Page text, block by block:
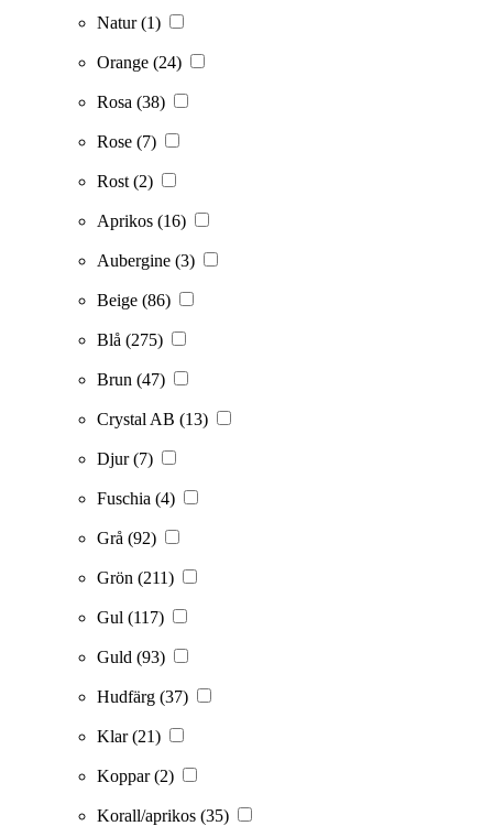
Natur(1)
Orange (24)
Rosa (38)
Rose (7)
Rost (2)
Aprikos (16)
Aubergine (3)
Beige (86)
Blå (275)
Brun (47)
Crystal AB (13)
Djur(7)
Fuschia (4)
Grå (92)
Grön (211)
Gul (117)
Guld (93)
Hudfärg (37)
Klar(21)
Koppar(2)
Korall/aprikos (35)